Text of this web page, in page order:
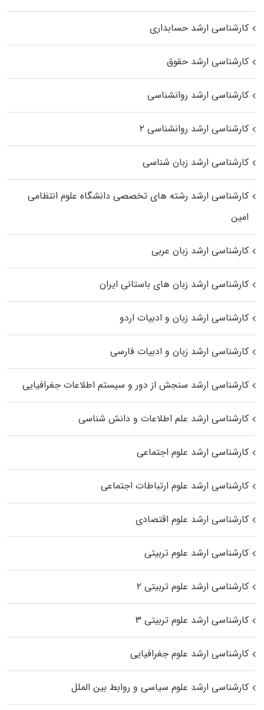
کارشناسی ارشد حسابداری
کارشناسی ارشد حقوق
کارشناسی ارشد روانشناسی
کارشناسی ارشد روانشناسی ۲
کارشناسی ارشد زبان شناسی
کارشناسی ارشد رﺷﺘﻪ ﻫﺎی تخصصی داﻧﺸﮕﺎه ﻋﻠﻮم انتظامی
اﻣﻴﻦ
کارشناسی ارشد زبان عربی
کارشناسی ارشد زبان‌ های باستانی ایران
کارشناسی ارشد زبان و ادبیات اردو
کارشناسی ارشد زبان و ادبیات فارسی
کارشناسی ارشد سنجش از دور و سیستم اطلاعات جغرافیایی
کارشناسی ارشد علم اطلاعات و دانش شناسی
کارشناسی ارشد علوم اجتماعی
کارشناسی ارشد علوم ارتباطات اجتماعی
کارشناسی ارشد علوم اقتصادی
کارشناسی ارشد علوم تربیتی
کارشناسی ارشد علوم تربیتی ۲
کارشناسی ارشد علوم تربیتی ۳
کارشناسی ارشد علوم جغرافیایی
کارشناسی ارشد علوم سیاسی و روابط بین الملل